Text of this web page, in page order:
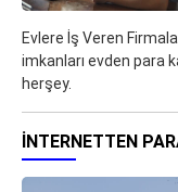
Evlere İş Veren
imkanları evden para
herşey.
İNTERNETTEN